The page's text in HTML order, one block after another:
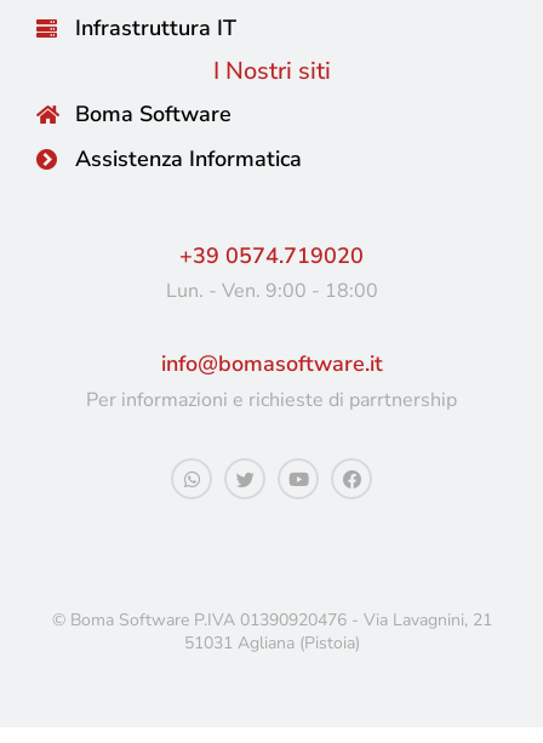
Infrastruttura IT
I Nostri siti
Boma Software
Assistenza Informatica
+39 0574.719020
Lun. - Ven. 9:00 - 18:00
info@bomasoftware.it
Per informazioni e richieste di parrtnership
© Boma Software P.IVA 01390920476 - Via Lavagnini, 21
51031 Agliana (Pistoia)